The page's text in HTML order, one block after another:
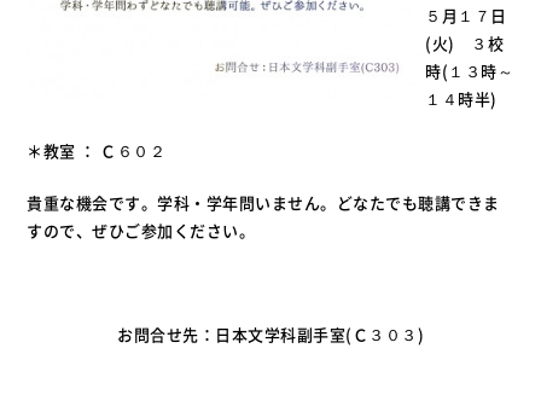
５月１７日
(火) ３校
時(１３時～
１４時半)
＊教室 ： Ｃ６０２
貴重な機会です。学科・学年問いません。どなたでも聴講できま
すので、ぜひご参加ください。
お問合せ先：日本文学科副手室(Ｃ３０３)